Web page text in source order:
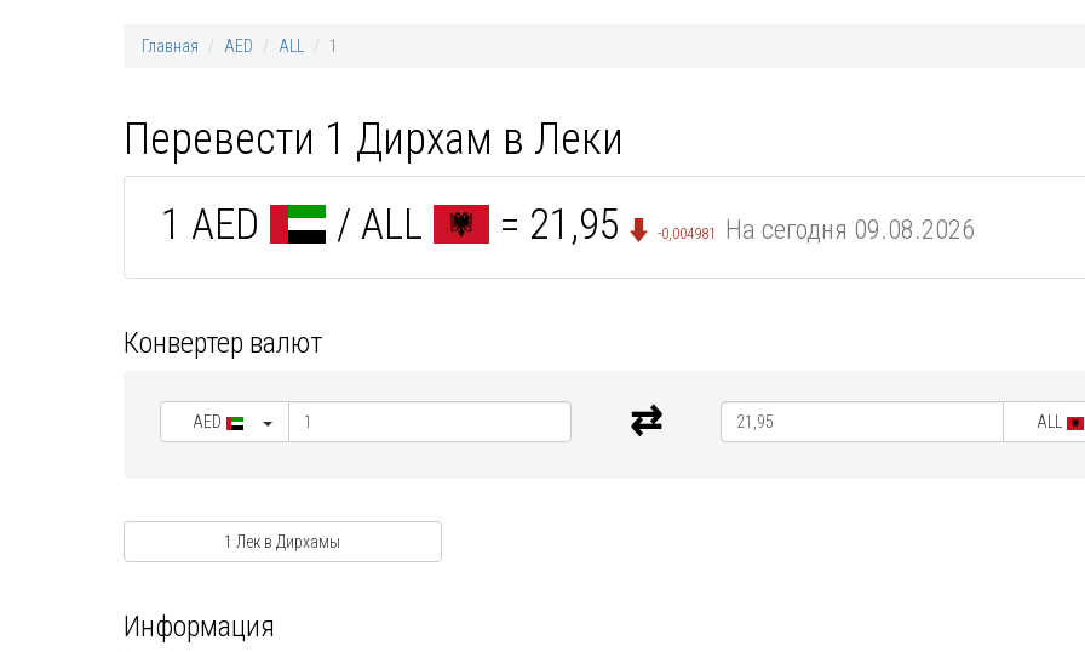
Главная AED ALL 1
Перевести 1 Дирхам в Леки
1 AED / ALL = 21,95 -0,004981 На сегодня 09.08.2026
Конвертер валют
AED ALL
1 Лек в Дирхамы
Информация